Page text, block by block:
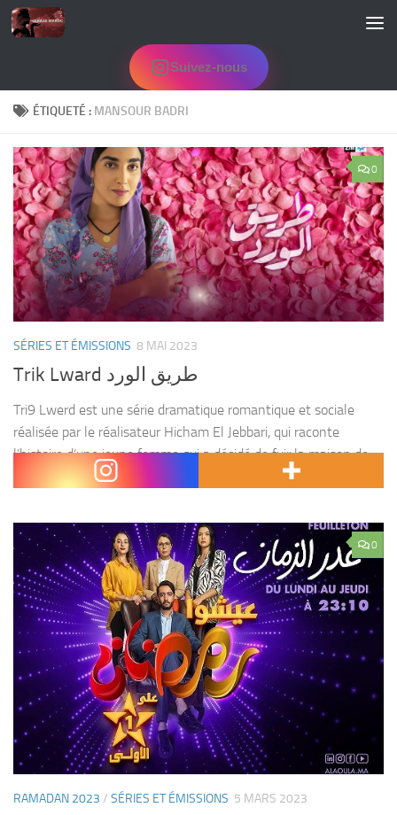
Skip to content
Suivez-nous
ÉTIQUETÉ : MANSOUR BADRI
0
SÉRIES ET ÉMISSIONS 8 MAI 2023
Trik Lward طريق الورد
Tri9 Lwerd est une série dramatique romantique et sociale
réalisée par le réalisateur Hicham El Jebbari, qui raconte
l’histoire d’une jeune femme qui a décidé de fuir la maison de
sa famille et de...
0
RAMADAN 2023 / SÉRIES ET ÉMISSIONS 5 MARS 2023